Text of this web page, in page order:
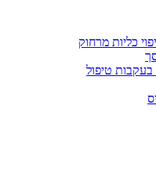
כליות מרחוק
בעקבות טיפול